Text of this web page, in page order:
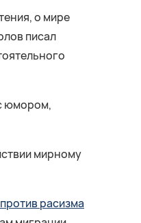
о мире
писал
юмором,
мирному
расизма